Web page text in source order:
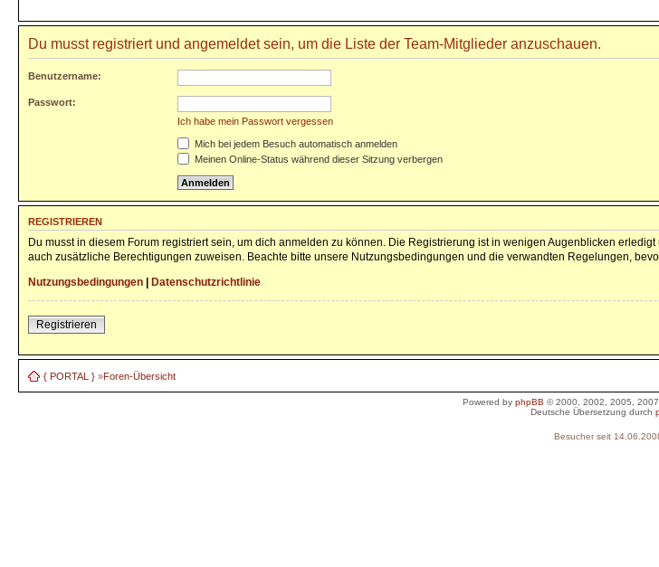
Du musst registriert und angemeldet sein, um die Liste der Team-Mitglieder anzuschauen.
Benutzername:
Passwort:
Ich habe mein Passwort vergessen
Mich bei jedem Besuch automatisch anmelden
Meinen Online-Status während dieser Sitzung verbergen
REGISTRIEREN
Du musst in diesem Forum registriert sein, um dich anmelden zu können. Die Registrierung ist in wenigen Augenblicken
auch zusätzliche Berechtigungen zuweisen. Beachte bitte unsere Nutzungsbedingungen und die verwandten Regelungen,
Nutzungsbedingungen
Datenschutzrichtlinie
Registrieren
{ PORTAL } »Foren-Übersicht
Powered by phpBB © 2000, 2002, 2005,
Deutsche Übersetzung durch
Besucher seit